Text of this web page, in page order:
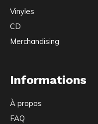
Vinyles
CD
Merchandising
Informations
À propos
FAQ